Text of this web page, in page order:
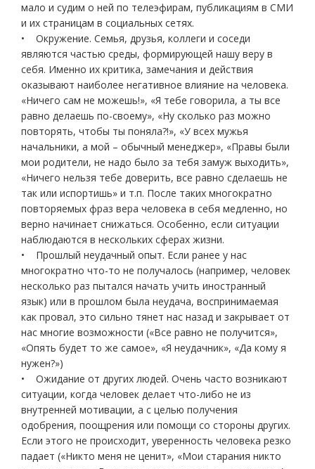
мало и судим о ней по телеэфирам, публикациям в СМИ
и их страницам в социальных сетях.
• Окружение. Семья, друзья, коллеги и соседи
являются частью среды, формирующей нашу веру в
себя. Именно их критика, замечания и действия
оказывают наиболее негативное влияние на человека.
«Ничего сам не можешь!», «Я тебе говорила, а ты все
равно делаешь по-своему», «Ну сколько раз можно
повторять, чтобы ты поняла?!», «У всех мужья
начальники, а мой – обычный менеджер», «Правы были
мои родители, не надо было за тебя замуж выходить»,
«Ничего нельзя тебе доверить, все равно сделаешь не
так или испортишь» и т.п. После таких многократно
повторяемых фраз вера человека в себя медленно, но
верно начинает снижаться. Особенно, если ситуации
наблюдаются в нескольких сферах жизни.
• Прошлый неудачный опыт. Если ранее у нас
многократно что-то не получалось (например, человек
несколько раз пытался начать учить иностранный
язык) или в прошлом была неудача, воспринимаемая
как провал, это сильно тянет нас назад и закрывает от
нас многие возможности («Все равно не получится»,
«Опять будет то же самое», «Я неудачник», «Да кому я
нужен?»)
• Ожидание от других людей. Очень часто возникают
ситуации, когда человек делает что-либо не из
внутренней мотивации, а с целью получения
одобрения, поощрения или помощи со стороны других.
Если этого не происходит, уверенность человека резко
падает («Никто меня не ценит», «Мои старания никто